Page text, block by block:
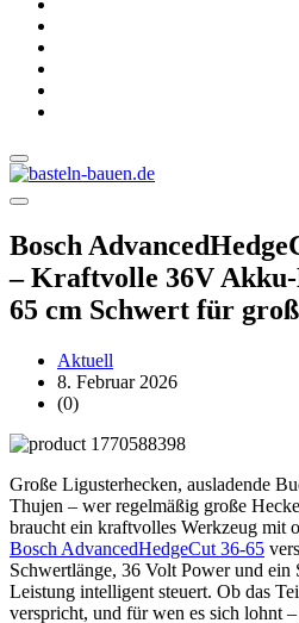
Bosch
– Kraftvolle 36V
65 cm Schwert für
Aktuell
8. Februar 2026
(0)
Große Ligusterhecken, ausladende
Thujen – wer regelmäßig große
braucht ein kraftvolles Werkzeug mit
Bosch AdvancedHedgeCut 36-65
Schwertlänge, 36 Volt Power und ein
Leistung intelligent steuert. Ob das
verspricht, und für wen es sich lohnt